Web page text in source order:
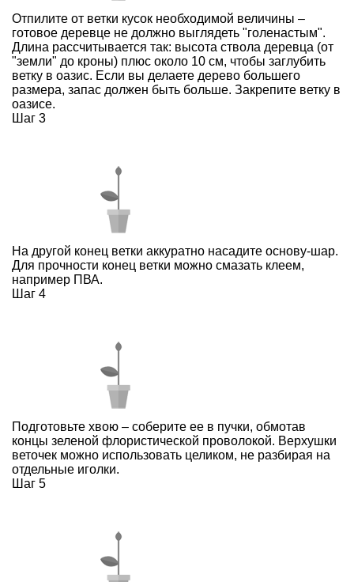
Отпилите от ветки кусок необходимой величины –
готовое деревце не должно выглядеть "голенастым".
Длина рассчитывается так: высота ствола деревца (от
"земли" до кроны) плюс около 10 см, чтобы заглубить
ветку в оазис. Если вы делаете дерево большего
размера, запас должен быть больше. Закрепите ветку в
оазисе.
Шаг 3
На другой конец ветки аккуратно насадите основу-шар.
Для прочности конец ветки можно смазать клеем,
например ПВА.
Шаг 4
Подготовьте хвою – соберите ее в пучки, обмотав
концы зеленой флористической проволокой. Верхушки
веточек можно использовать целиком, не разбирая на
отдельные иголки.
Шаг 5